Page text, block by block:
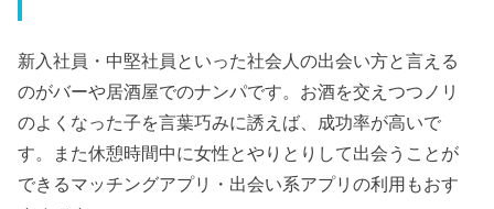
新入社員・中堅社員といった社会人の出会い方と言える
のがバーや居酒屋でのナンパです。お酒を交えつつノリ
のよくなった子を言葉巧みに誘えば、成功率が高いで
す。また休憩時間中に女性とやりとりして出会うことが
できるマッチングアプリ・出会い系アプリの利用もおす